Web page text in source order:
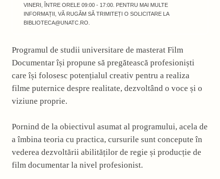
VINERI, ÎNTRE ORELE 09:00 - 17:00. PENTRU MAI MULTE
INFORMAȚII, VĂ RUGĂM SĂ TRIMITEȚI O SOLICITARE LA
BIBLIOTECA@UNATC.RO.
Programul de studii universitare de masterat Film
Documentar își propune să pregătească profesioniști
care își folosesc potențialul creativ pentru a realiza
filme puternice despre realitate, dezvoltând o voce și o
viziune proprie.
Pornind de la obiectivul asumat al programului, acela de
a îmbina teoria cu practica, cursurile sunt concepute în
vederea dezvoltării abilităților de regie și producție de
film documentar la nivel profesionist.